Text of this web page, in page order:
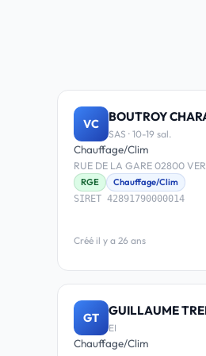
VC BOUTROY
SAS · 10-19 sal.
Chauffage/Clim
RUE DE LA GARE 02800
RGE
Chauffage/Clim
SIRET 42891790000014
Créé il y a 26 ans
GT GUILLAUME
EI
Chauffage/Clim